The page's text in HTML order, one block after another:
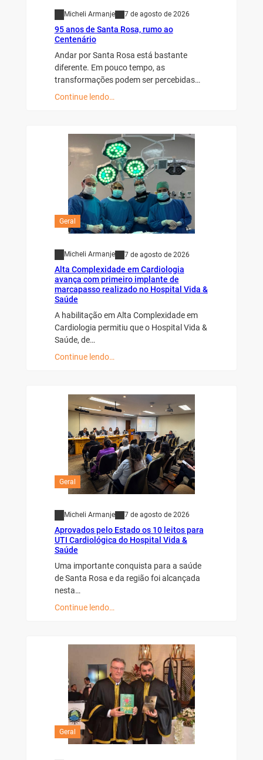
Micheli Armanje 7 de agosto de 2026
95 anos de Santa Rosa, rumo ao
Centenário
Andar por Santa Rosa está bastante
diferente. Em pouco tempo, as
transformações podem ser percebidas…
Continue lendo…
Geral
Micheli Armanje 7 de agosto de 2026
Alta Complexidade em Cardiologia
avança com primeiro implante de
marcapasso realizado no Hospital Vida &
Saúde
A habilitação em Alta Complexidade em
Cardiologia permitiu que o Hospital Vida &
Saúde, de…
Continue lendo…
Geral
Micheli Armanje 7 de agosto de 2026
Aprovados pelo Estado os 10 leitos para
UTI Cardiológica do Hospital Vida &
Saúde
Uma importante conquista para a saúde
de Santa Rosa e da região foi alcançada
nesta…
Continue lendo…
Geral